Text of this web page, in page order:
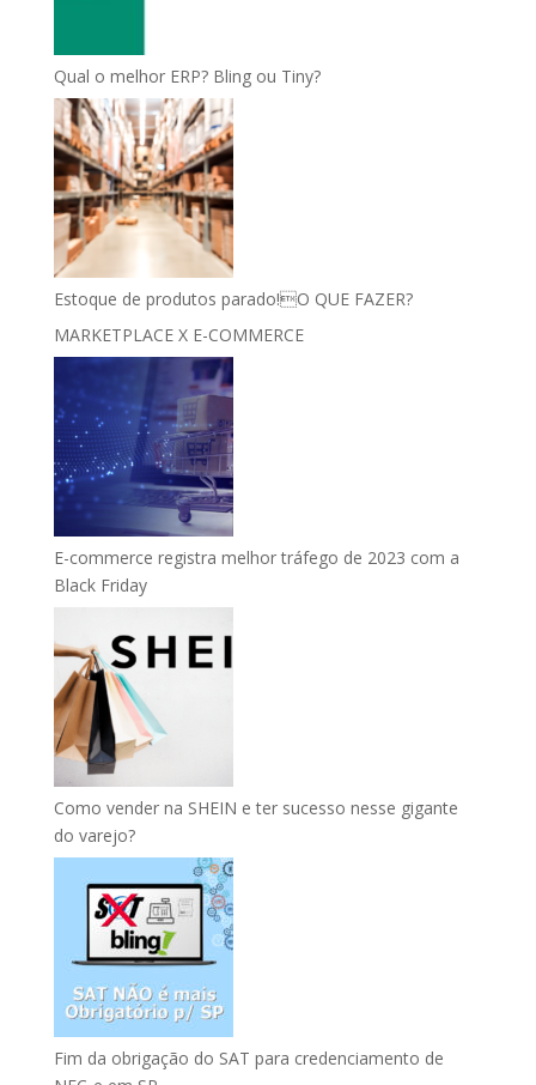
Qual o melhor ERP? Bling ou Tiny?
Estoque de produtos parado!O QUE FAZER?
MARKETPLACE X E-COMMERCE
E-commerce registra melhor tráfego de 2023 com a
Black Friday
Como vender na SHEIN e ter sucesso nesse gigante
do varejo?
Fim da obrigação do SAT para credenciamento de